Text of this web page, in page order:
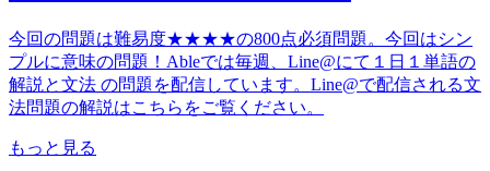
今回の問題は難易度★★★★の800点必須問題。今回はシン
プルに意味の問題！Ableでは毎週、Line@にて１日１単語の
解説と文法 の問題を配信しています。Line@で配信される文
法問題の解説はこちらをご覧ください。
もっと見る